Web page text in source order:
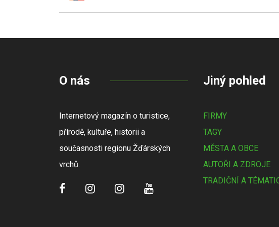
O nás
Internetový magazín o turistice,
přírodě, kultuře, historii a
současnosti regionu Žďárských
vrchů.
Jiný pohled
FIRMY
TAGY
MĚSTA A OBCE
AUTOŘI A ZDROJE
TRADIČNÍ A